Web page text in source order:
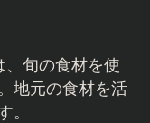
、旬の食材を使
地元の食材を活
。